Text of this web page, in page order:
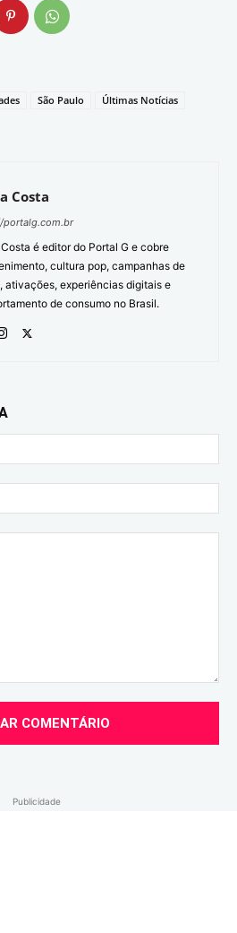
São Paulo
Últimas Notícias
Costa
é editor do Portal G e cobre
cultura pop, campanhas de
ativações, experiências digitais e
de consumo no Brasil.
Publicidade